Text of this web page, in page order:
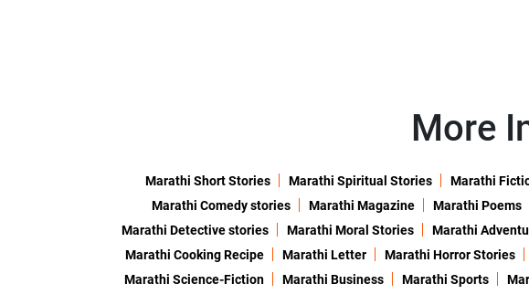
More
Marathi Short Stories Marathi Spiritual Stories Marathi
Marathi Comedy stories
Marathi Magazine Marathi Poems
Marathi Detective stories
Marathi Moral Stories Marathi
Marathi Cooking Recipe
Marathi Letter Marathi Horror Stories
Marathi Science-Fiction
Marathi Business Marathi Sports